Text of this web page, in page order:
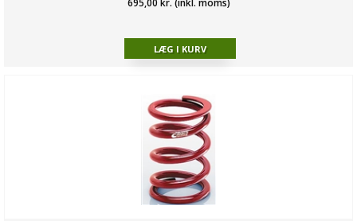
695,00 kr. (inkl. moms)